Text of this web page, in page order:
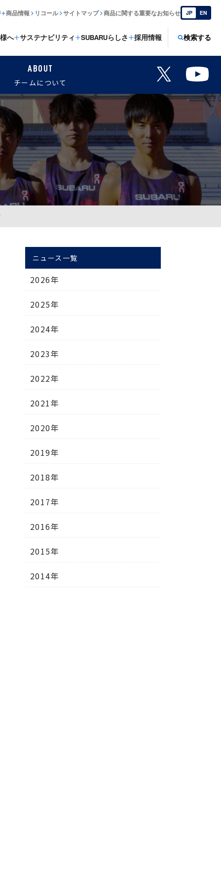
へ サステナビリティ SUBARUらしさ 採用情報 検索する
商品情報 リコール サイトマップ 商品に関する重要なお知らせ JP EN
ABOUT
チームについて
ニュース一覧
2026年
2025年
2024年
2023年
2022年
2021年
2020年
2019年
2018年
2017年
2016年
2015年
2014年